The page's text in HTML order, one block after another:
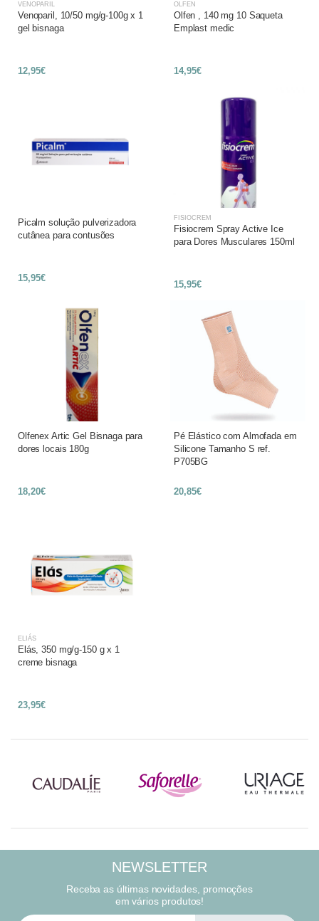
VENOPARIL
Venoparil, 10/50 mg/g-100g x 1
gel bisnaga
12,95€
OLFEN
Olfen , 140 mg 10 Saqueta
Emplast medic
14,95€
Picalm solução pulverizadora
cutânea para contusões
15,95€
FISIOCREM
Fisiocrem Spray Active Ice
para Dores Musculares 150ml
15,95€
Olfenex Artic Gel Bisnaga para
dores locais 180g
18,20€
Pé Elástico com Almofada em
Silicone Tamanho S ref.
P705BG
20,85€
ELIÁS
Elás, 350 mg/g-150 g x 1
creme bisnaga
23,95€
NEWSLETTER
Receba as últimas novidades, promoções
em vários produtos!